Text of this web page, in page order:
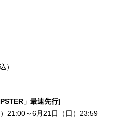
）
」最速先行]
21:00～6月21日（日）23:59